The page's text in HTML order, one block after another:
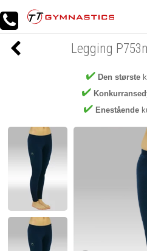
Den største
Enestående
Legging